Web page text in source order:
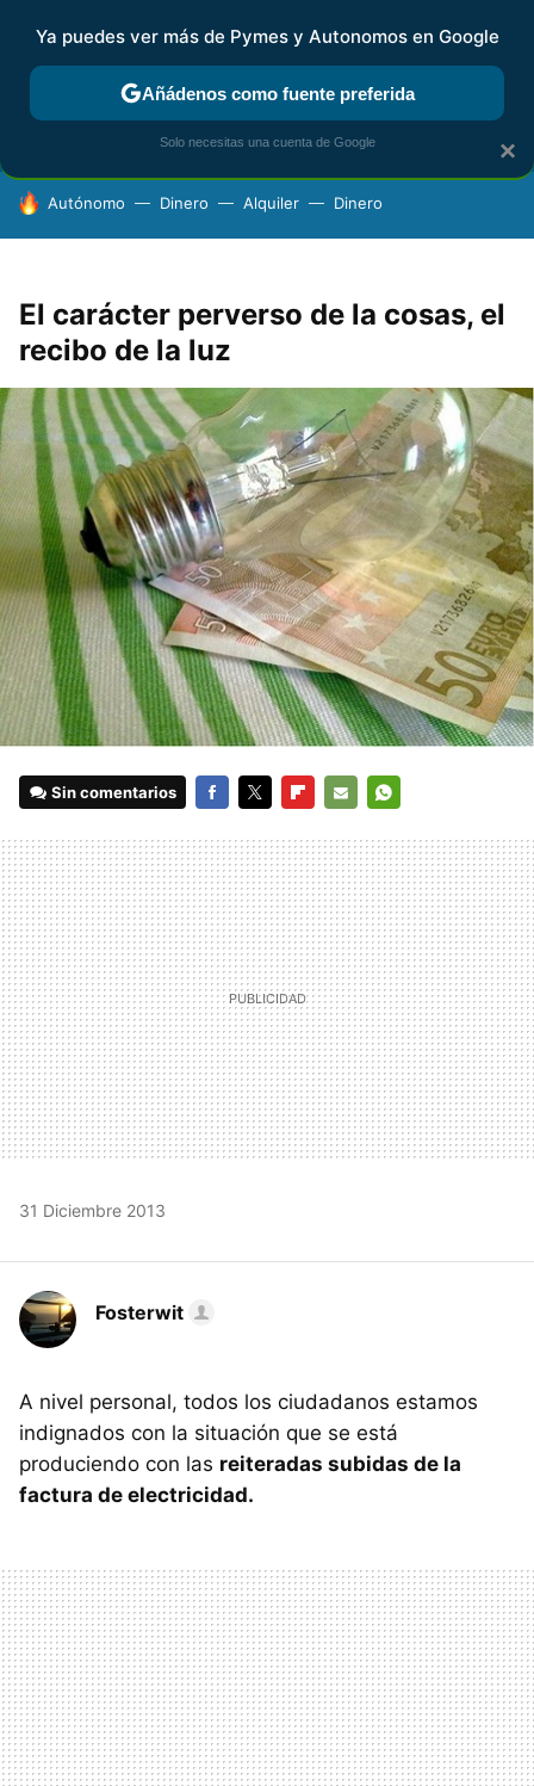
FISCALIDAD Y CONTABILIDAD KIT DIGITAL RENTA
HOY SE HABLA DE
Autónomo Dinero Alquiler Dinero
El carácter perverso de la cosas, el
recibo de la luz
Sin comentarios
MAIL
31 Diciembre 2013
Fosterwit
A nivel personal, todos los ciudadanos estamos
indignados con la situación que se está
produciendo con las reiteradas subidas de la
factura de electricidad.
×
Ya puedes ver más de Pymes y Autonomos en Google
Añádenos como fuente preferida
Solo necesitas una cuenta de Google